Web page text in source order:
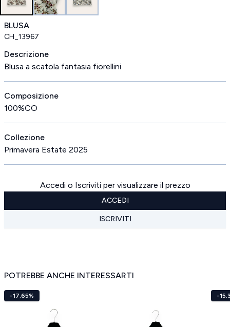
BLUSA
CH_13967
Descrizione
Blusa a scatola fantasia fiorellini
Composizione
100%CO
Collezione
Primavera Estate 2025
Accedi o Iscriviti per visualizzare il prezzo
ACCEDI
ISCRIVITI
POTREBBE ANCHE INTERESSARTI
-17.65% -